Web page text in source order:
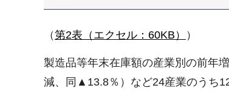
（第2表（エクセル：60KB） ）
製造品等年末在庫額の産業別の前年
減、同▲13.8％）など24産業のうち